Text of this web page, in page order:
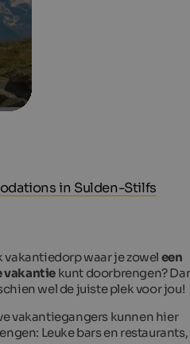
in Sulden-Stilfs
vakantiedorp waar je zowel een
vakantie kunt doorbrengen?
wel de juiste plek voor jou!
vakantiegangers kunnen hier
Leuke bars en restaurants,